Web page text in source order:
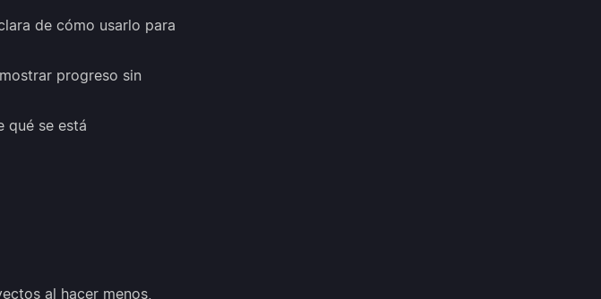
de cómo usarlo para
progreso sin
qué se está
al hacer menos,